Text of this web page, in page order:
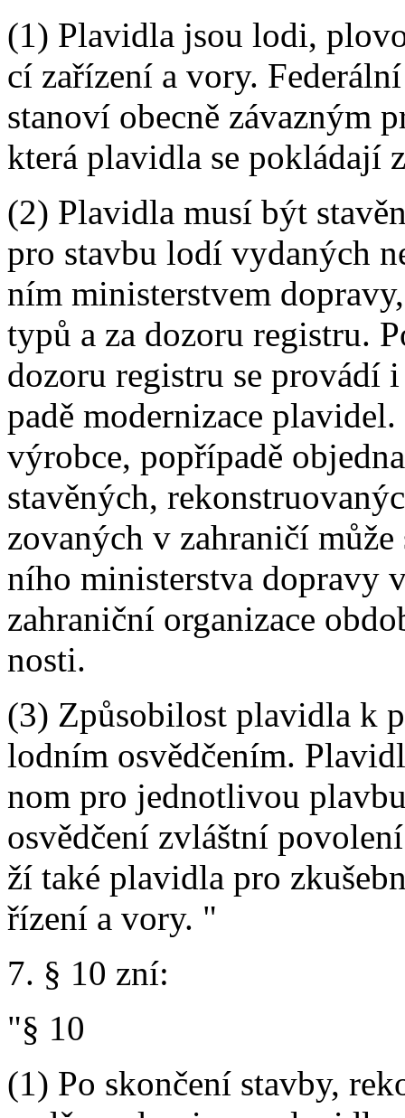
(1) Plavidla jsou lodi,
cí zařízení a vory.
stanoví obecně závazným
která plavidla se pokládají
(2) Plavidla musí být
pro stavbu lodí vydaných
ním ministerstvem
typů a za dozoru registru.
dozoru registru se provádí
padě modernizace
výrobce, popřípadě
stavěných,
zovaných v zahraničí může
ního ministerstva dopravy
zahraniční organizace
nosti.
(3) Způsobilost plavidla k
lodním osvědčením.
nom pro jednotlivou
osvědčení zvláštní
ží také plavidla pro
řízení a vory. "
7. § 10 zní:
"§ 10
(1) Po skončení stavby,